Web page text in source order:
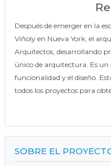
Después de emerger en la
Viñoly en Nueva York, el
Arquitectos, desarrollando
único de arquitectura. Es
funcionalidad y el diseño.
todos los proyectos para
SOBRE EL